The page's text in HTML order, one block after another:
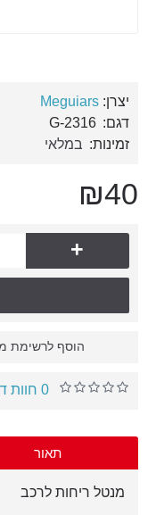
יצרן: Meguiars
דגם: G-2316
זמינות: במלאי
₪40
+
הוסף לרשימת
0 חוות דעת
תאור
מנטל ריחות לרכב